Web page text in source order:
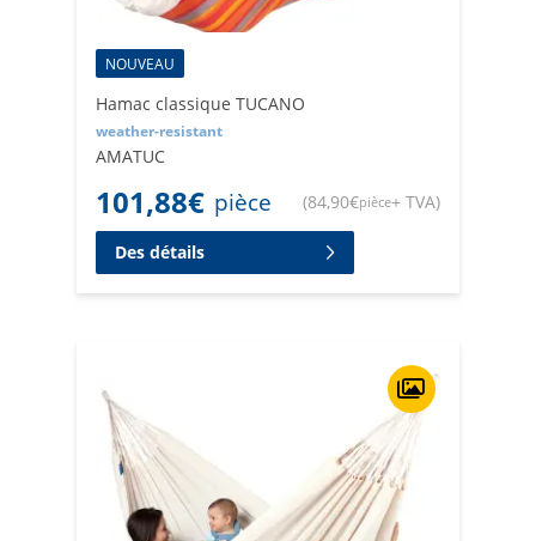
NOUVEAU
Hamac classique TUCANO
weather-resistant
AMATUC
101,88€ pièce (84,90€pièce+ TVA)
Des détails